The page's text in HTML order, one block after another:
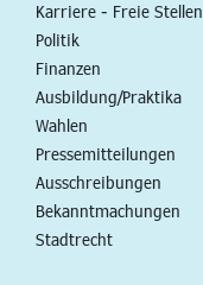
Karriere - Freie Stellen
Politik
Finanzen
Ausbildung/Praktika
Wahlen
Pressemitteilungen
Ausschreibungen
Bekanntmachungen
Stadtrecht